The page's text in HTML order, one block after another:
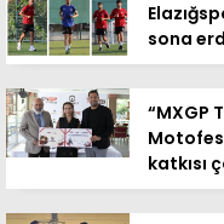
sona
“MXGP
katkısı